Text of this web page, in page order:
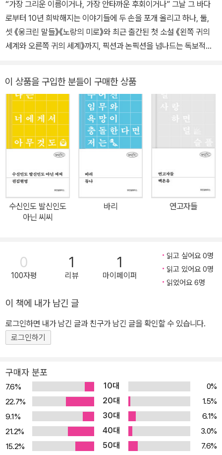
“가장 그리운 이름이거나, 가장 안타까운 후회이거나” 그날 그 바다
로부터 10년 희박해지는 이야기들에 두 손을 포개 올리고 하나, 둘,
셋 《웅크린 말들》《노랑의 미로》와 최근 출간된 첫 소설 《왼쪽 귀의
세계와 오른쪽 귀의 세계》까지, 픽션과 논픽션을 넘나드는 독보적인
설의 제목인 ‘루카스(Lucas)’는 사람을 살리는 자동 흉부 압박기를
뜻하는 동시에, 〈누가복음〉을 썼으며 2천 년 전 신의 아들을 따라 순
교했던 이방인 의사를 의미한다. 이 소설은 세월호 참사 생존자인 장
애진 씨를 주인공으로 삼았다. ‘그곳’에서 탈출한 애진은 10년 후 오
늘, 시간을 건너 응급구조사가 되었다. 소중한 친구들을 잃은 그는 다
신 누구도 잃고 싶지 않아 ‘살리는 사람’이 되었다. 119구급대원들이
응급실로 스트레처카를 밀고 들어온다. 심정지 환자. 심정지의 골든
타임은 4분. 의사가 뛰고, 간호사가 뛰고, 기계들도 따라 뛴다. 애진
역시 뛴다. 뛰어야 다시 뛰게 할 수 있다. 사람 살리는 소리로 가득한
곳, 응급실에선 사투가 일상이다. 애진이 심폐소생술을 할 때마다 오
돼. 애진의 심장에서 비명이 터진다. 그렇게 가만히 있으면 안 돼. 그
곳을 탈출할 때 친구들에게 ‘그 말’을 했어야 한다는 후회가 오래도록
애진을 괴롭힌다. 멈춘 심장을 살리는 일은 때로 다른 심장을 포기해
만, 구한 사람에게도, 구하지 못한 사람에게도, 기억돼야 할 이야기들
이 있다. 심장이 멈췄다고 그들의 이야기까지 멈춰야 하는 것은 아니
다. 구조되지 못한 몸들에겐 여전히 이야기가 부족하다. 우리에게는
이야기들. 심장이 멈춘 이야기들 위로 두 손을 포개 올린다. 하나 둘
셋 넷 다섯 여섯…… 이야기가 다시 뛸 때까지 반복해서 압박한다. 그
날 친구들에게 하지 못한 ‘그 말’을 심장에 담고, 응급구조사 애진이
뛴다. 그 깊고 깜깜한 바다로, 응급구조사 애진이 뛴다. 소설은 묻는
다. ‘가장 그리운 이름’이 누구인지, ‘가장 안타까운 후회’는 무엇인지.
가장 그리운 이름이 가장 안타까운 후회가 되지 않으려면 어떻게 해
야 하는지. 우리는 이 소설에 어떻게 답할 수 있을까. ‘단 한 편의 이야
이 상품을 구입한 분들이 구매한 상품
수신인도 발신인도
아닌 씨씨
바리 연고자들
0
100자평
1
리뷰
1
마이페이퍼
읽고 싶어요 0명
읽고 있어요 0명
읽었어요 6명
이 책에 내가 남긴 글
로그인하면 내가 남긴 글과 친구가 남긴 글을 확인할 수 있습니다.
로그인하기
구매자 분포
7.6% 10대
0%
22.7%
20대
1.5%
9.1%
30대
6.1%
21.2%
40대
3.0%
15.2%
50대
7.6%